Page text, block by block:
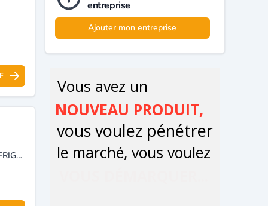
ENTREPRISE D'INSTALLATION DE CLIMATISATION ET SYSTÈME DE RÉFRIGÉRATION.
entreprise
Ajouter mon entreprise